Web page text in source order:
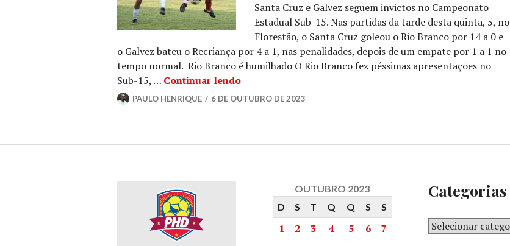
Santa Cruz e Galvez seguem invictos no Campeonato
Estadual Sub-15. Nas partidas da tarde desta quinta, 5, no
Florestão, o Santa Cruz goleou o Rio Branco por 14 a 0 e
o Galvez bateu o Recriança por 4 a 1, nas penalidades, depois de um empate por 1 a 1 no
tempo normal. Rio Branco é humilhado O Rio Branco fez péssimas apresentações no
Sub-15, … Continuar lendo
PAULO HENRIQUE 6 DE OUTUBRO DE 2023
OUTUBRO 2023
D
S T Q Q S S
1 2 3 4 5 6
7
Categorias